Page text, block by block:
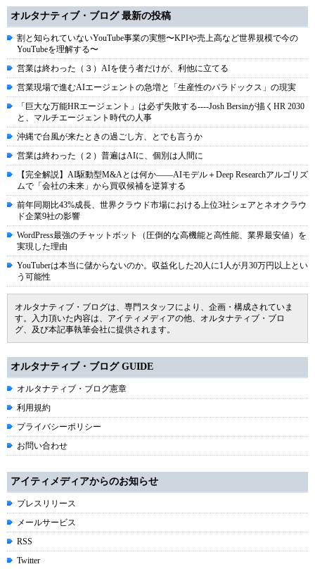
オルタナティブ・ブログ 最新の投稿
割と知られていないYouTube事業の実態〜KPIや売上高など世界規模で今の
YouTubeを理解する〜
営業は終わった（３）AIを使う者だけが、利他に立てる
営業現場で進むAIエージェントの急増と「生産性のパラドックス」の現実
「巨大な万能HRエージェント」は必ず失敗する----Josh Bersinが描くHR 2030
と、マルチエージェント時代の人事
沖縄で台風が来たときの過ごし方、とでも言うか
営業は終わった（２）普遍はAIに、個別は人間に
【完全解説】AI駆動型M&Aとは何か――AIモデル＋Deep Researchアルゴリズ
ムで「会社の未来」から買収候補を逆算する
前年同期比43%成長、世界クラウド市場における上位3社シェアとネオクラウ
ド企業9社の影響
WordPress最強のチャットボット（圧倒的な高機能と高性能、業界最安値）を
実現した理由
YouTuberは本当に儲からないのか。収益化した20人に1人が月30万円以上とい
う可能性
オルタナティブ・ブログは、専門スタッフにより、企画・構成されていま
す。入力頂いた内容は、アイティメディアの他、オルタナティブ・ブロ
グ、及び本記事執筆会社に提供されます。
オルタナティブ・ブログ GUIDE
オルタナティブ・ブログ憲章
利用規約
プライバシーポリシー
お問い合わせ
アイティメディアからのお知らせ
プレスリリース
メールサービス
RSS
Twitter